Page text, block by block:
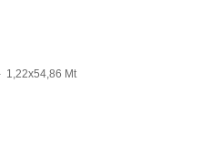
1,22x54,86 Mt